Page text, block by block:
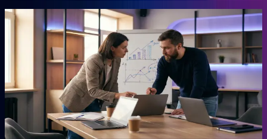
Autor
AHEAD Buchserie
Das Playbook für deinen Vorsprung.
Marketing, KI, Lead-Generierung, Empfehlungen. Jedes Buch
beantwortet eine Frage: Wie baust du einen Teil deiner Growth
Engine? Co-geschrieben mit der Erfahrung aus 20 Jahren eigenem
Mehr erfahren →